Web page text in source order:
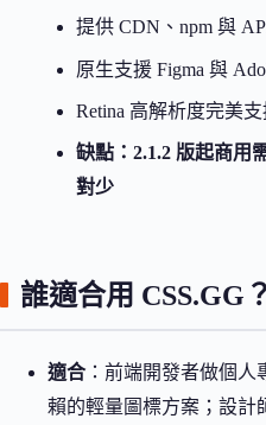
提供 CDN、npm 與
原生支援 Figma 與
Retina 高解析度完美
缺點：2.1.2 版起商用
對少
誰適合用 CSS.GG
適合 ：前端開發者做個
賴的輕量圖標方案；設計